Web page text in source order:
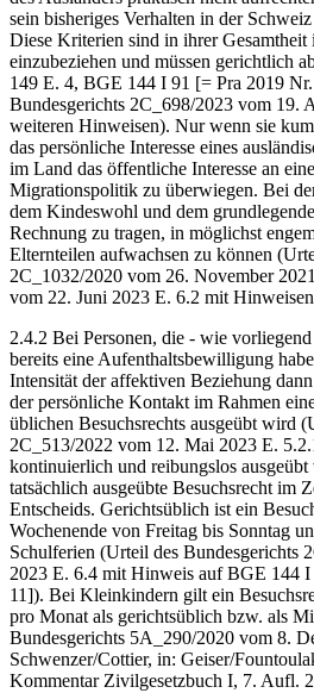
sein bisheriges Verhalten in der
Diese Kriterien sind in ihrer
einzubeziehen und müssen gerichtlich
149 E. 4, BGE 144 I 91 [= Pra 2019
Bundesgerichts 2C_698/2023 vom 19.
weiteren Hinweisen). Nur wenn sie
das persönliche Interesse eines
im Land das öffentliche Interesse an
Migrationspolitik zu überwiegen. Bei
dem Kindeswohl und dem
Rechnung zu tragen, in möglichst
Elternteilen aufwachsen zu können
2C_1032/2020 vom 26. November
vom 22. Juni 2023 E. 6.2 mit
2.4.2 Bei Personen, die - wie
bereits eine Aufenthaltsbewilligung
Intensität der affektiven Beziehung
der persönliche Kontakt im Rahmen
üblichen Besuchsrechts ausgeübt wird
2C_513/2022 vom 12. Mai 2023 E.
kontinuierlich und reibungslos
tatsächlich ausgeübte Besuchsrecht im
Entscheids. Gerichtsüblich ist ein
Wochenende von Freitag bis Sonntag
Schulferien (Urteil des Bundesgerichts
2023 E. 6.4 mit Hinweis auf BGE 144
11]). Bei Kleinkindern gilt ein
pro Monat als gerichtsüblich bzw. als
Bundesgerichts 5A_290/2020 vom 8.
Schwenzer/Cottier, in: Geiser/
Kommentar Zivilgesetzbuch I, 7. Aufl.